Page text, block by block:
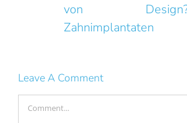
Zahnimplantaten
Leave A Comment
Comment